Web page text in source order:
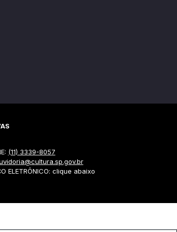
(11) 3339-8057
ELETRÔNICO: clique abaixo